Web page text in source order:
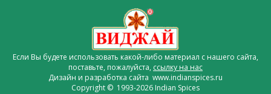
Если Вы будете использовать какой-либо материал с нашего сайта,
поставьте, пожалуйста, ссылку на нас
Дизайн и разработка сайта www.indianspices.ru
Copyright © 1993-2026 Indian Spices